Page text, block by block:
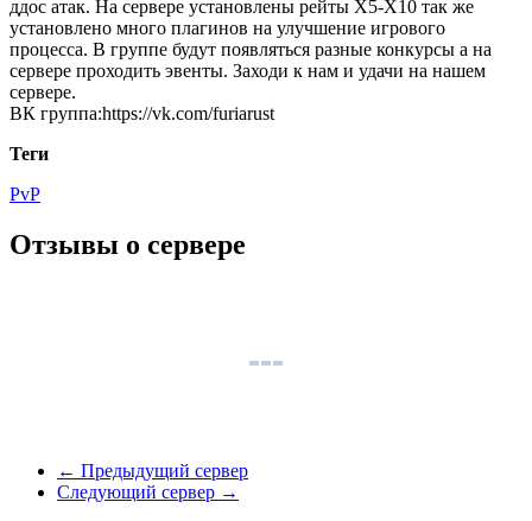
ддос атак. На сервере установлены рейты X5-X10 так же
установлено много плагинов на улучшение игрового
процесса. В группе будут появляться разные конкурсы а на
сервере проходить эвенты. Заходи к нам и удачи на нашем
сервере.
ВК группа:https://vk.com/furiarust
Теги
PvP
Отзывы о сервере
← Предыдущий сервер
Следующий сервер →